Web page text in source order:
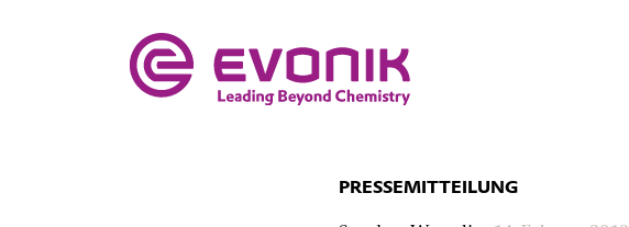
PRESSEMITTEILUNG